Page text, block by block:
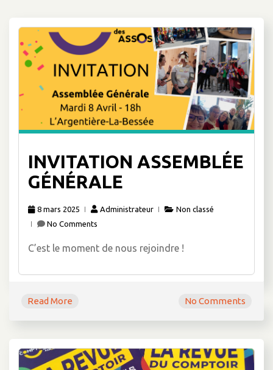
INVITATION ASSEMBLÉE
GÉNÉRALE
8 mars 2025 Administrateur
Non classé
No Comments
C’est le moment de nous rejoindre !
Read More No Comments